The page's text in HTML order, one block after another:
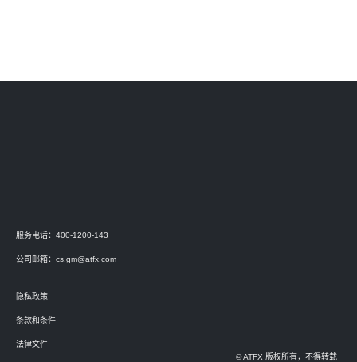
服务电话：400-1200-143
公司邮箱： cs.gm@atfx.com
隐私政策
条款和条件
法律文件
© ATFX 版权所有，不得转载